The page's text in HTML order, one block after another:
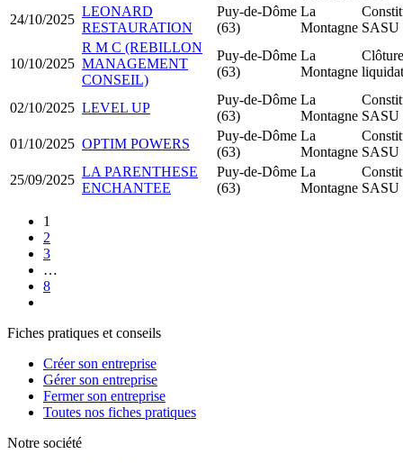
24/10/2025
LEONARD
RESTAURATION
Puy-de-Dôme
(63)
La
Montagne SASU
10/10/2025
R M C (REBILLON
MANAGEMENT
CONSEIL)
Puy-de-Dôme
(63)
La
Montagne
02/10/2025 LEVEL UP
Puy-de-Dôme
(63)
La
Montagne SASU
01/10/2025 OPTIM POWERS
Puy-de-Dôme
(63)
La
Montagne SASU
25/09/2025
LA PARENTHESE
ENCHANTEE
Puy-de-Dôme
(63)
La
Montagne SASU
1
2
3
…
8
Fiches pratiques et conseils
Créer son entreprise
Gérer son entreprise
Fermer son entreprise
Toutes nos fiches pratiques
Notre société